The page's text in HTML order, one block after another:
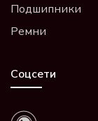
Подшипники
Ремни
Соцсети